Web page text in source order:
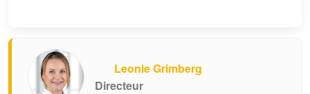
Leonie Grimberg
Directeur